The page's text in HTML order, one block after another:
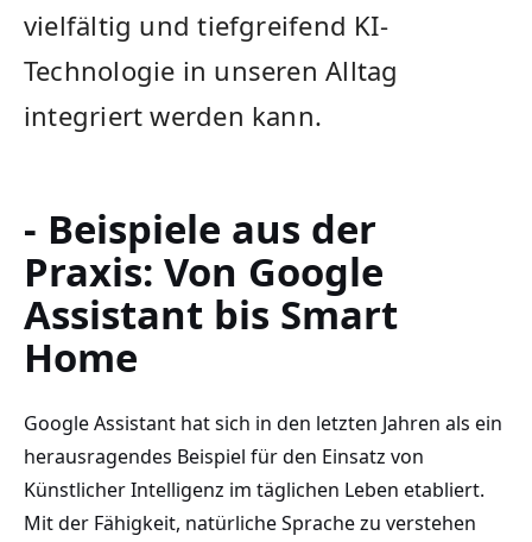
vielfältig‌ und tiefgreifend​ KI-
Technologie in unseren Alltag
integriert ‍werden kann.
- Beispiele ‍aus der
⁢Praxis: Von ​Google
Assistant bis​ Smart
Home
Google ‍Assistant hat sich in den letzten Jahren⁢ als ein
herausragendes Beispiel für den Einsatz von
Künstlicher ‌Intelligenz im⁤ täglichen Leben etabliert.⁤
Mit der Fähigkeit,‌ natürliche Sprache zu‍ verstehen